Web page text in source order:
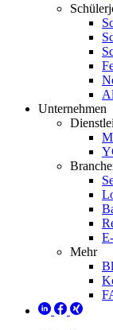
Unternehmen
Mehr